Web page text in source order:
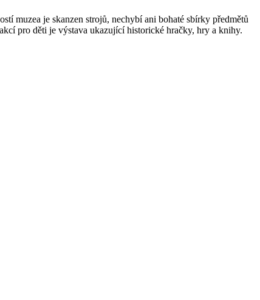
muzea je skanzen strojů, nechybí ani bohaté sbírky předmětů
pro děti je výstava ukazující historické hračky, hry a knihy.